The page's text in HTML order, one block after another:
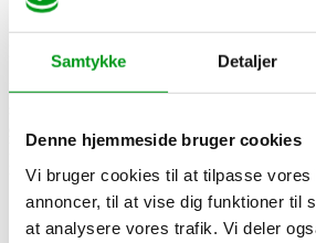
Samtykke Detaljer
Denne hjemmeside bruger cookies
Vi bruger cookies til at tilpasse vores
annoncer, til at vise dig funktioner til
at analysere vores trafik. Vi deler
Sidst, men ikke mindst vil vi gerne – i
rådgivningsmulighederne – slå et slag for
Ildsjæle Mødes’.
I denne podcastserie mødes en erfaren
hvilken branche vedkommende tilhører, og
iværksætter-rejsen vedkommende er.
Fine